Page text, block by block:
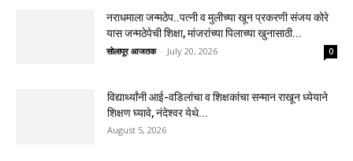
नराधमाला जन्मठेप..पत्नी व मुलीच्या खून प्रकरणी संजय कोरे
यास जन्मठेपेची शिक्षा, मांजरांच्या पिलाच्या खुनासाठी...
सोलापूर आजतक - July 20, 2026 0
विद्यार्थ्यांनी आई-वडिलांचा व शिक्षकांचा सन्मान राखून ध्येयाने
शिक्षण घ्यावे, नंदेश्वर येथे...
August 5, 2026